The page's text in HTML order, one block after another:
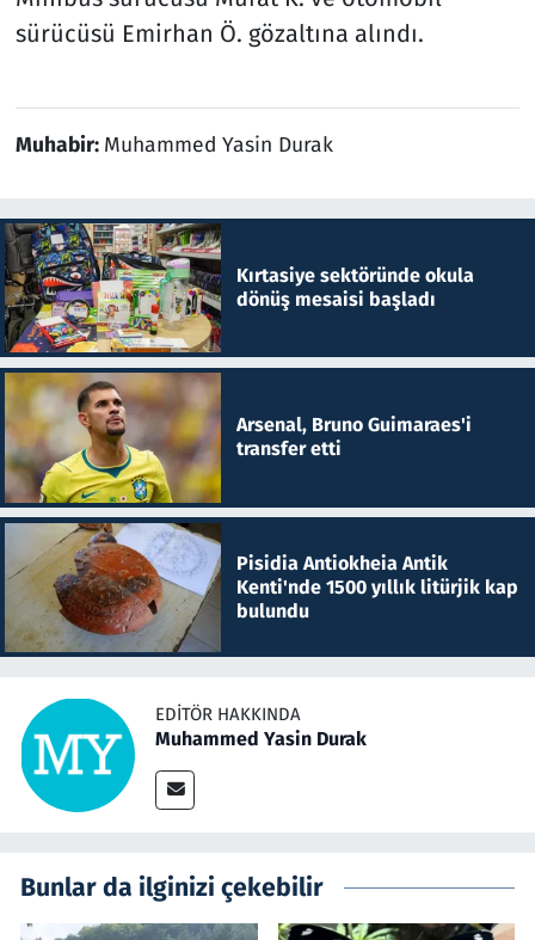
sürücüsü Emirhan Ö. gözaltına alındı.
Muhabir: Muhammed Yasin Durak
Kırtasiye sektöründe okula
dönüş mesaisi başladı
Arsenal, Bruno Guimaraes'i
transfer etti
Pisidia Antiokheia Antik
Kenti'nde 1500 yıllık litürjik kap
bulundu
EDITÖR HAKKINDA
Muhammed Yasin Durak
Bunlar da ilginizi çekebilir